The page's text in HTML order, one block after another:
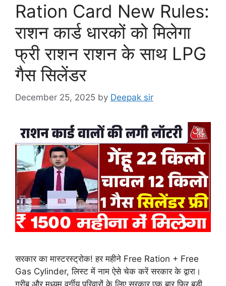
Ration Card New Rules:
राशन कार्ड धारकों को मिलेगा
फ्री राशन राशन के साथ LPG
गैस सिलेंडर
December 25, 2025 by Deepak sir
सरकार का मास्टरस्ट्रोक! हर महीने Free Ration + Free
Gas Cylinder, लिस्ट में नाम ऐसे चेक करें सरकार के द्वारा।
गरीब और मध्यम वर्गीय परिवारों के लिए सरकार एक बार फिर बड़ी